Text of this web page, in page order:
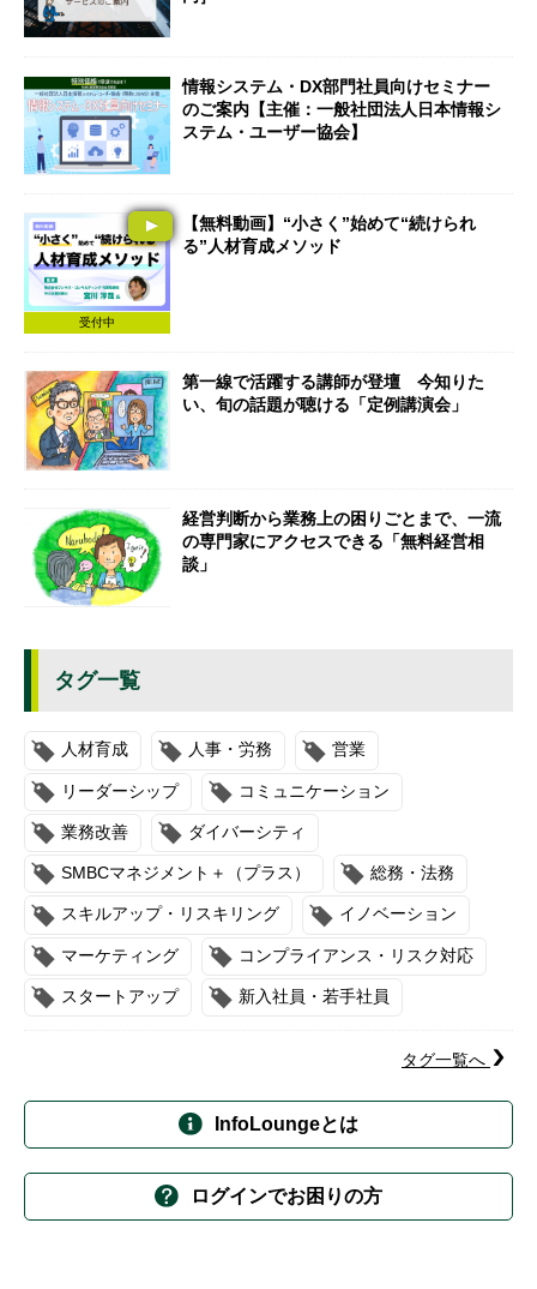
情報システム・DX部門社員向けセミナー
のご案内【主催：一般社団法人日本情報シ
ステム・ユーザー協会】
受付中
【無料動画】“小さく”始めて“続けられ
る”人材育成メソッド
第一線で活躍する講師が登壇 今知りた
い、旬の話題が聴ける「定例講演会」
経営判断から業務上の困りごとまで、一流
の専門家にアクセスできる「無料経営相
談」
タグ一覧
人材育成 人事・労務 営業
リーダーシップ コミュニケーション
業務改善 ダイバーシティ
SMBCマネジメント＋（プラス） 総務・法務
スキルアップ・リスキリング イノベーション
マーケティング コンプライアンス・リスク対応
スタートアップ 新入社員・若手社員
タグ一覧へ
InfoLoungeとは
ログインでお困りの方